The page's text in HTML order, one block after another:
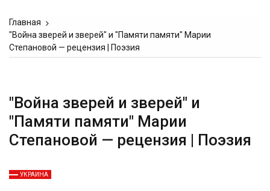
Главная
"Война зверей и зверей" и "Памяти памяти" Марии
Степановой — рецензия | Поэзия
"Война зверей и зверей" и
"Памяти памяти" Марии
Степановой — рецензия | Поэзия
УКРАИНА